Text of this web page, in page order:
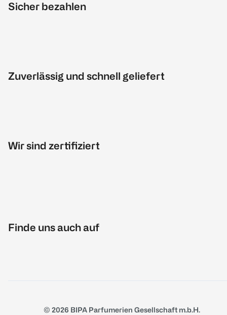
Sicher bezahlen
Zuverlässig und schnell geliefert
Wir sind zertifiziert
Finde uns auch auf
© 2026 BIPA Parfumerien Gesellschaft m.b.H.